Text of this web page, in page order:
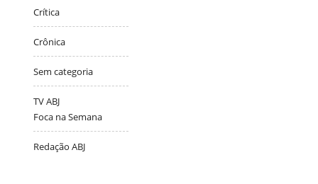
Crítica
Crônica
Sem categoria
TV ABJ
Foca na Semana
Redação ABJ